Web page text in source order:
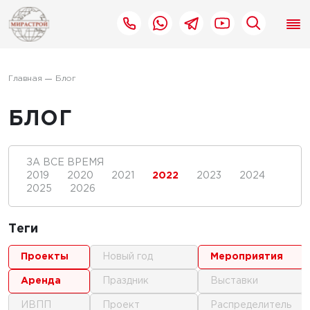
Главная Блог
БЛОГ
ЗА ВСЕ ВРЕМЯ
2019
2020 2021 2022 2023
2024
2025
2026
Теги
проекты
аренда
ИВПП
новый год
праздник
проект
мероприятия
выставки
распределитель